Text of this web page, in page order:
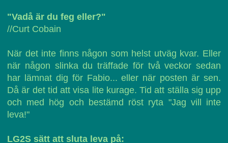
"Vadå är du feg eller?"
//Curt Cobain
När det inte finns någon som helst utväg kvar. Eller
när någon slinka du träffade för två veckor sedan
har lämnat dig för Fabio... eller när posten är sen.
Då är det tid att visa lite kurage. Tid att ställa sig upp
och med hög och bestämd röst ryta "Jag vill inte
leva!"
LG2S sätt att sluta leva på: